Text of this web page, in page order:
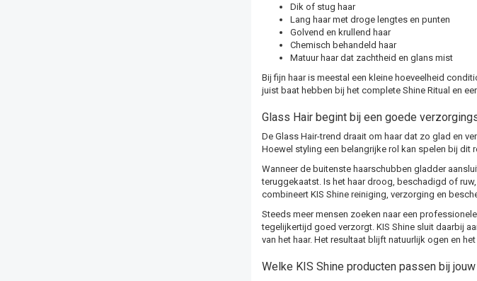
Dik of stug haar
Lang haar met droge lengtes en punten
Golvend en krullend haar
Chemisch behandeld haar
Matuur haar dat zachtheid en glans mist
Bij fijn haar is meestal een kleine hoeveelheid
juist baat hebben bij het complete Shine Ritual en
Glass Hair begint bij een goede
De Glass Hair-trend draait om haar dat zo glad en
Hoewel styling een belangrijke rol kan spelen bij dit
Wanneer de buitenste haarschubben gladder
teruggekaatst. Is het haar droog, beschadigd of
combineert KIS Shine reiniging, verzorging en
Steeds meer mensen zoeken naar een
tegelijkertijd goed verzorgt. KIS Shine sluit daarbij
van het haar. Het resultaat blijft natuurlijk ogen en
Welke KIS Shine producten passen bij jouw